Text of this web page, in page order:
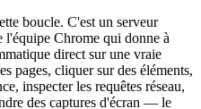
boucle. C'est un serveur
Chrome qui donne à
direct sur une vraie
pages, cliquer sur des éléments,
inspecter les requêtes réseau,
des captures d'écran — le